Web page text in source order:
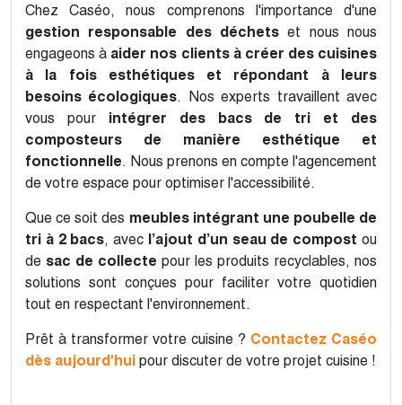
Chez Caséo, nous comprenons l'importance d'une
gestion responsable des déchets et nous nous
engageons à aider nos clients à créer des cuisines
à la fois esthétiques et répondant à leurs
besoins écologiques. Nos experts travaillent avec
vous pour intégrer des bacs de tri et des
composteurs de manière esthétique et
fonctionnelle. Nous prenons en compte l'agencement
de votre espace pour optimiser l'accessibilité.
Que ce soit des meubles intégrant une poubelle de
tri à 2 bacs, avec l’ajout d’un seau de compost ou
de sac de collecte pour les produits recyclables, nos
solutions sont conçues pour faciliter votre quotidien
tout en respectant l'environnement.
Prêt à transformer votre cuisine ? Contactez Caséo
dès aujourd'hui pour discuter de votre projet cuisine !